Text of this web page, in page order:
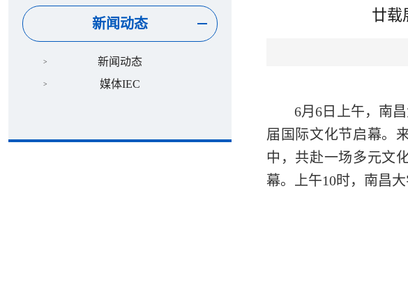
新闻动态
新闻动态
媒体IEC
廿载
6月6日上午，南
届国际文化节启幕。
中，共赴一场多元文
幕。上午10时，南昌